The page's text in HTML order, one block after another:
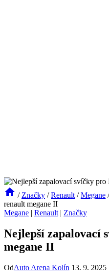
/ Značky / Renault / Megane /
renault megane II
Megane | Renault | Značky
Nejlepší zapalovací
megane II
OdAuto Arena Kolín 13. 9. 2025